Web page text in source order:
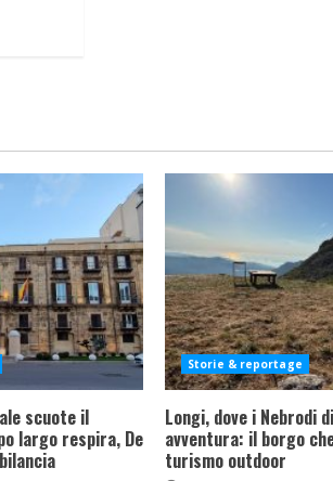
scuote il
largo respira, De
Storie & reportage
Longi, dove i Nebrodi
avventura: il borgo
turismo outdoor